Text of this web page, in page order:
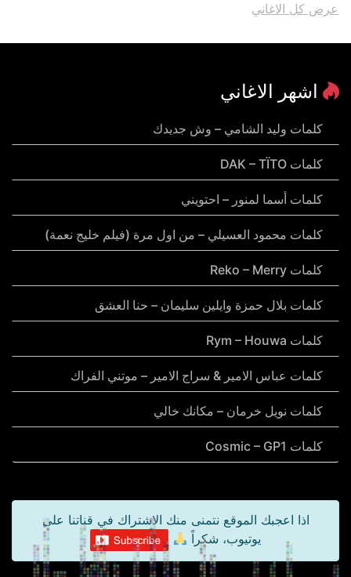
عرض كل الاغاني
اشهر الاغاني
كلمات وليد الشامي – وش جديدك
كلمات DAK – TÏTO
كلمات أسما لمنور – احتويني
كلمات محمود العسيلي – من اول مرة (فيلم خليج نعمة)
كلمات Reko – Merry
كلمات بلال حمزة وايلين سليمان – حنا العشق
كلمات Rym – Houwa
كلمات عباس الامير & سراج الامير – موتني الفراك
كلمات نويل خرمان – مكانك خالي
كلمات Cosmic – GP1
اذا اعجبك الموقع نتمنى منك الاشتراك في قناتنا على
يوتيوب، شكراً